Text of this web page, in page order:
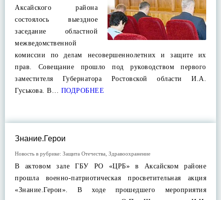
Аксайского района
состоялось выездное
заседание областной
межведомственной
комиссии по делам несовершеннолетних и защите их
прав. Совещание прошло под руководством первого
заместителя Губернатора Ростовской области И.А.
Гуськова. В… ПОДРОБНЕЕ
Знание.Герои
Новость в рубрике: Защита Отечества Здравоохранение
В актовом зале ГБУ РО «ЦРБ» в Аксайском районе
прошла военно-патриотическая просветительная акция
«Знание.Герои». В ходе прошедшего мероприятия